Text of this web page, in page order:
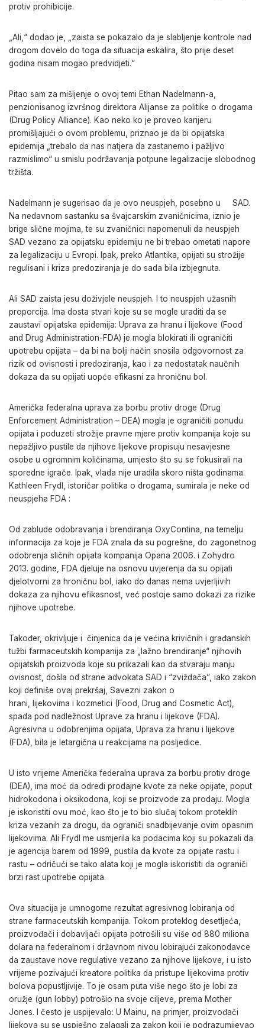
protiv prohibicije.
„Ali,“ dodao je, „zaista se pokazalo da je slabljenje kontrole nad
drogom dovelo do toga da situacija eskalira, što prije deset
godina nisam mogao predvidjeti.“
Pitao sam za mišljenje o ovoj temi Ethan Nadelmann-a,
penzionisanog izvršnog direktora Alijanse za politike o drogama
(Drug Policy Alliance). Kao neko ko je proveo karijeru
promišljajući o ovom problemu, priznao je da bi opijatska
epidemija „trebalo da nas natjera da zastanemo i pažljivo
razmislimo“ u smislu podržavanja potpune legalizacije slobodnog
tržišta.
Nadelmann je sugerisao da je ovo neuspjeh, posebno u
SAD.
Na nedavnom sastanku sa švajcarskim zvaničnicima, iznio je
brige slične mojima, te su zvaničnici napomenuli da neuspjeh
SAD vezano za opijatsku epidemiju ne bi trebao ometati napore
za legalizaciju u Evropi. Ipak, preko Atlantika, opijati su strožije
regulisani i kriza predoziranja je do sada bila izbjegnuta.
Ali SAD zaista jesu doživjele neuspjeh. I to neuspjeh užasnih
proporcija. Ima dosta stvari koje su se mogle uraditi da se
zaustavi opijatska epidemija: Uprava za hranu i lijekove (Food
and Drug Administration-FDA) je mogla blokirati ili ograničiti
upotrebu opijata – da bi na bolji način snosila odgovornost za
rizik od ovisnosti i predoziranja, kao i za nedostatak naučnih
dokaza da su opijati uopće efikasni za hroničnu bol.
Američka federalna uprava za borbu protiv droge (Drug
Enforcement Administration – DEA) mogla je ograničiti ponudu
opijata i poduzeti strožije pravne mjere protiv kompanija koje su
nepažljivo pustile da njihove lijekove propisuju nesavjesne
osobe u ogromnim količinama, umjesto što su se fokusirali na
sporedne igrače. Ipak, vlada nije uradila skoro ništa godinama.
Kathleen Frydl, istoričar politika o drogama, sumirala je neke od
neuspjeha FDA :
Od zablude odobravanja i brendiranja OxyContina, na temelju
informacija za koje je FDA znala da su pogrešne, do zagonetnog
odobrenja sličnih opijata kompanija Opana 2006. i Zohydro
2013. godine, FDA djeluje na osnovu uvjerenja da su opijati
djelotvorni za hroničnu bol, iako do danas nema uvjerljivih
dokaza za njihovu efikasnost, već postoje samo dokazi za rizike
njihove upotrebe.
Također, okrivljuje i činjenica da je većina krivičnih i građanskih
tužbi farmaceutskih kompanija za „lažno brendiranje“ njihovih
opijatskih proizvoda koje su prikazali kao da stvaraju manju
ovisnost, došla od strane advokata SAD i “zviždača”, iako zakon
koji definiše ovaj prekršaj, Savezni zakon o
hrani, lijekovima i kozmetici (Food, Drug and Cosmetic Act),
spada pod nadležnost Uprave za hranu i lijekove (FDA).
Agresivna u odobrenjima opijata, Uprava za hranu i lijekove
(FDA), bila je letargična u reakcijama na posljedice.
U isto vrijeme Američka federalna uprava za borbu protiv droge
(DEA), ima moć da odredi prodajne kvote za neke opijate, poput
hidrokodona i oksikodona, koji se proizvode za prodaju. Mogla
je iskoristiti ovu moć, kao što je to bio slučaj tokom proteklih
kriza vezanih za drogu, da ograniči snadbijevanje ovim opasnim
lijekovima. Ali Frydl me usmjerila ka podacima koji su pokazali da
je agencija barem od 1999, pustila da kvote za opijate rastu i
rastu – odričući se tako alata koji je mogla iskoristiti da ograniči
brzi rast upotrebe opijata.
Ova situacija je umnogome rezultat agresivnog lobiranja od
strane farmaceutskih kompanija. Tokom proteklog desetljeća,
proizvođači i dobavljači opijata potrošili su više od 880 miliona
dolara na federalnom i državnom nivou lobirajući zakonodavce
da zaustave nove regulative vezano za njihove lijekove, i u isto
vrijeme pozivajući kreatore politika da pristupe lijekovima protiv
bolova popustljivije. To je osam puta više nego što je lobi za
oružje (gun lobby) potrošio na svoje ciljeve, prema Mother
Jones. I često je uspijevalo: U Mainu, na primjer, proizvođači
lijekova su se uspješno zalagali za zakon koji je podrazumijevao